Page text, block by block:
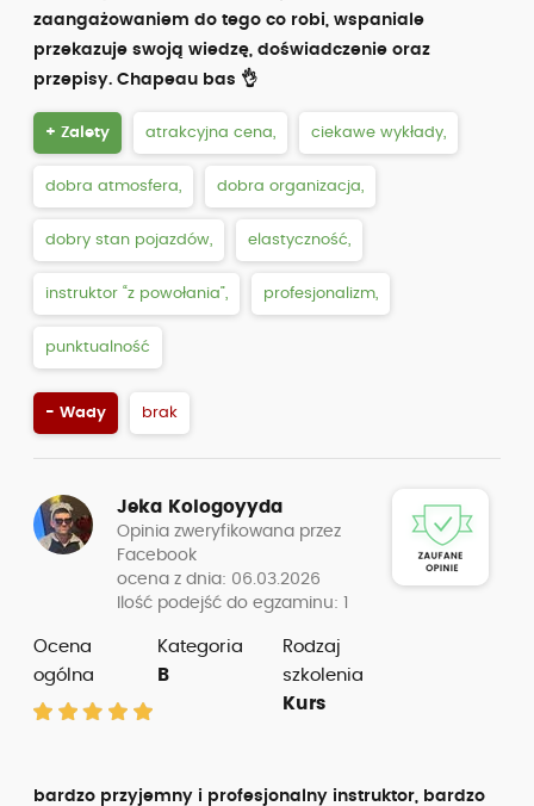
zaangażowaniem do tego co robi, wspaniale
przekazuje swoją wiedzę, doświadczenie oraz
przepisy. Chapeau bas 👌
+ Zalety atrakcyjna cena, ciekawe wykłady,
dobra atmosfera, dobra organizacja,
dobry stan pojazdów, elastyczność,
instruktor “z powołania”, profesjonalizm,
punktualność
- Wady brak
Jeka Kologoyyda
Opinia zweryfikowana przez
Facebook
ocena z dnia: 06.03.2026
Ilość podejść do egzaminu: 1
Ocena
ogólna
Kategoria
B
Rodzaj
szkolenia
Kurs
bardzo przyjemny i profesjonalny instruktor, bardzo